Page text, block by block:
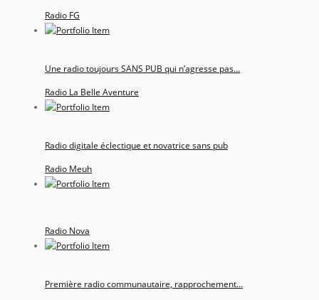
Radio FG
Une radio toujours SANS PUB qui n’agresse pas...
Radio La Belle Aventure
Radio digitale éclectique et novatrice sans pub
Radio Meuh
Radio Nova
Première radio communautaire, rapprochement...